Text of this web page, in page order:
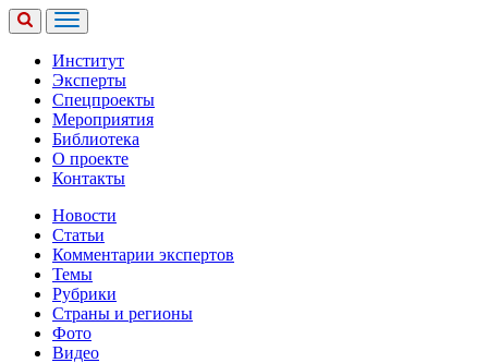
Институт
Эксперты
Спецпроекты
Мероприятия
Библиотека
О проекте
Контакты
Новости
Статьи
Комментарии экспертов
Темы
Рубрики
Страны и регионы
Фото
Видео